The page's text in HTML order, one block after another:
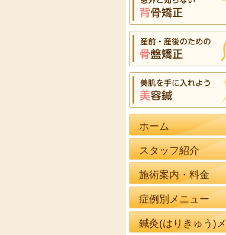
ホーム
スタッフ紹介
施術案内・料金
症例別メニュー
鍼灸(はりきゅう)